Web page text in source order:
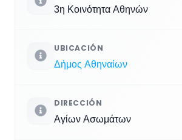
3η Κοινότητα Αθηνών
UBICACIÓN
Δήμος Αθηναίων
DIRECCIÓN
Αγίων Ασωμάτων